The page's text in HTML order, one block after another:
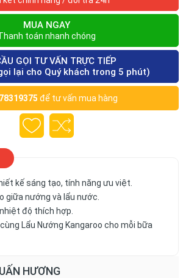
MUA NGAY
toán nhanh chóng
GỌI TƯ VẤN TRỰC TIẾP
lại cho Quý khách trong 5 phút)
để tư vấn mua hàng
kế sáng tạo, tính năng ưu việt.
giữa nướng và lẩu nước.
độ thích hợp.
Lẩu Nướng Kangaroo cho mỗi bữa
HƯƠNG